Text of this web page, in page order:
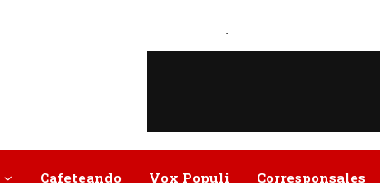
.
Cafeteando Vox Populi Corresponsales